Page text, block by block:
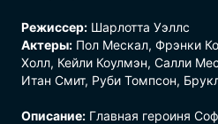
Режиссер: Шарлотта Уэллс
Актеры: Пол Мескал, Фрэнки
Холл, Кейли Коулмэн, Салли
Итан Смит, Руби Томпсон,
Описание: Главная героиня